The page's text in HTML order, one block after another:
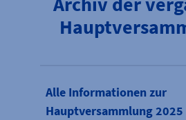
Alle Informationen zur
Hauptversammlung 2025